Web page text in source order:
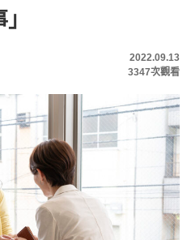
2022.09.13
3347次觀看